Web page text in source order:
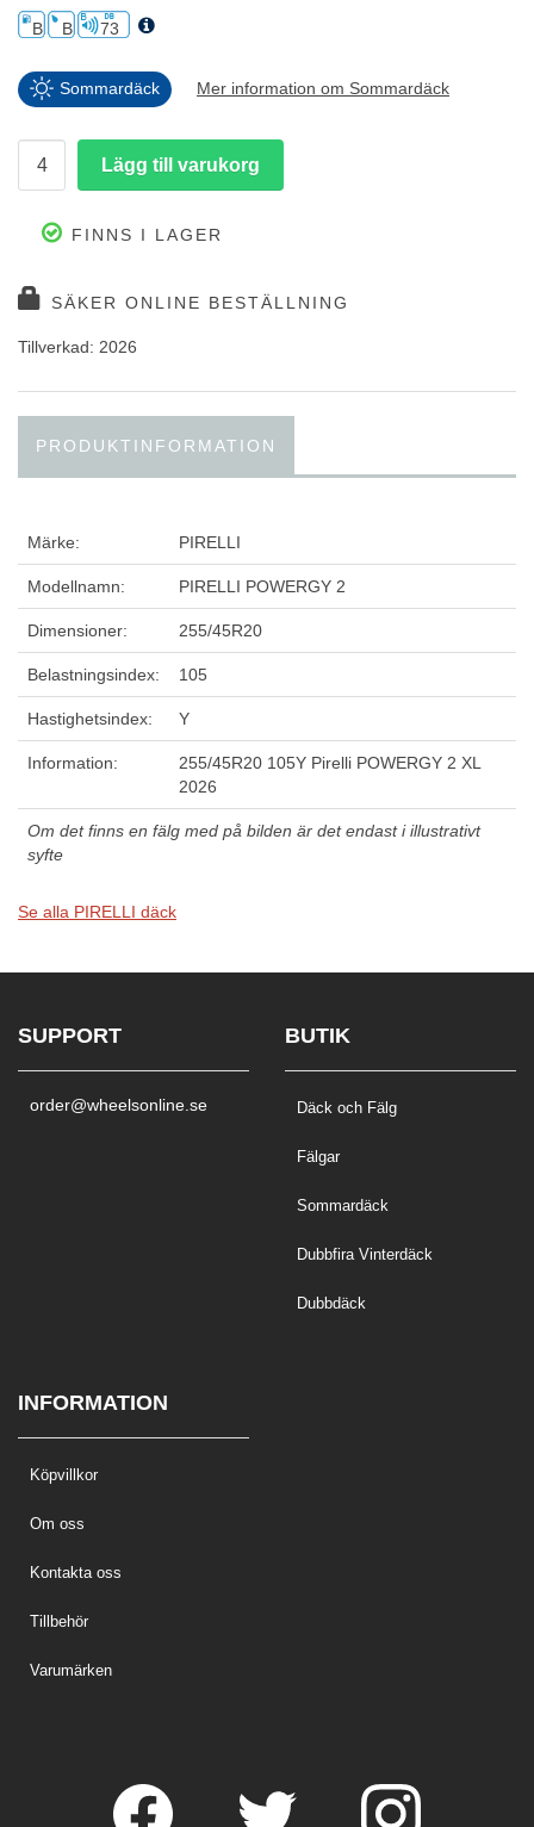
B B 73
Sommardäck Mer information om Sommardäck
FINNS I LAGER
SÄKER ONLINE BESTÄLLNING
Tillverkad: 2026
PRODUKTINFORMATION
Märke: PIRELLI
Modellnamn: PIRELLI POWERGY 2
Dimensioner: 255/45R20
Belastningsindex: 105
Hastighetsindex: Y
Information:
255/45R20 105Y Pirelli POWERGY 2 XL
2026
Om det finns en fälg med på bilden är det endast i illustrativt
syfte
Se alla PIRELLI däck
SUPPORT
order@wheelsonline.se
BUTIK
Däck och Fälg
Fälgar
Sommardäck
Dubbfira Vinterdäck
Dubbdäck
INFORMATION
Köpvillkor
Om oss
Kontakta oss
Tillbehör
Varumärken